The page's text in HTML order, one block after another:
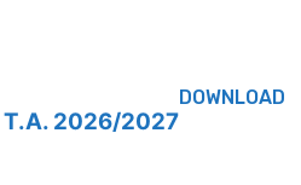
T.A. 2026/2027
DOWNLOAD